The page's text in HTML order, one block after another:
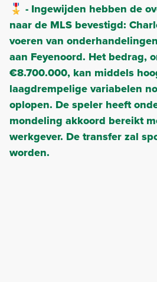
🎖️ - Ingewijden hebben de
naar de MLS bevestigd:
voeren van
aan Feyenoord. Het bedrag,
€8.700.000, kan middels
laagdrempelige variabelen
oplopen. De speler heeft
mondeling akkoord bereikt
werkgever. De transfer zal
worden.